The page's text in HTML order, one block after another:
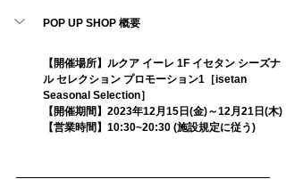
POP UP SHOP 概要
【開催場所】ルクア イーレ 1F イセタン シーズナ
ル セレクション プロモーション1［isetan
Seasonal Selection］
【開催期間】2023年12月15日(金)～12月21日(木)
【営業時間】10:30~20:30 (施設規定に従う)